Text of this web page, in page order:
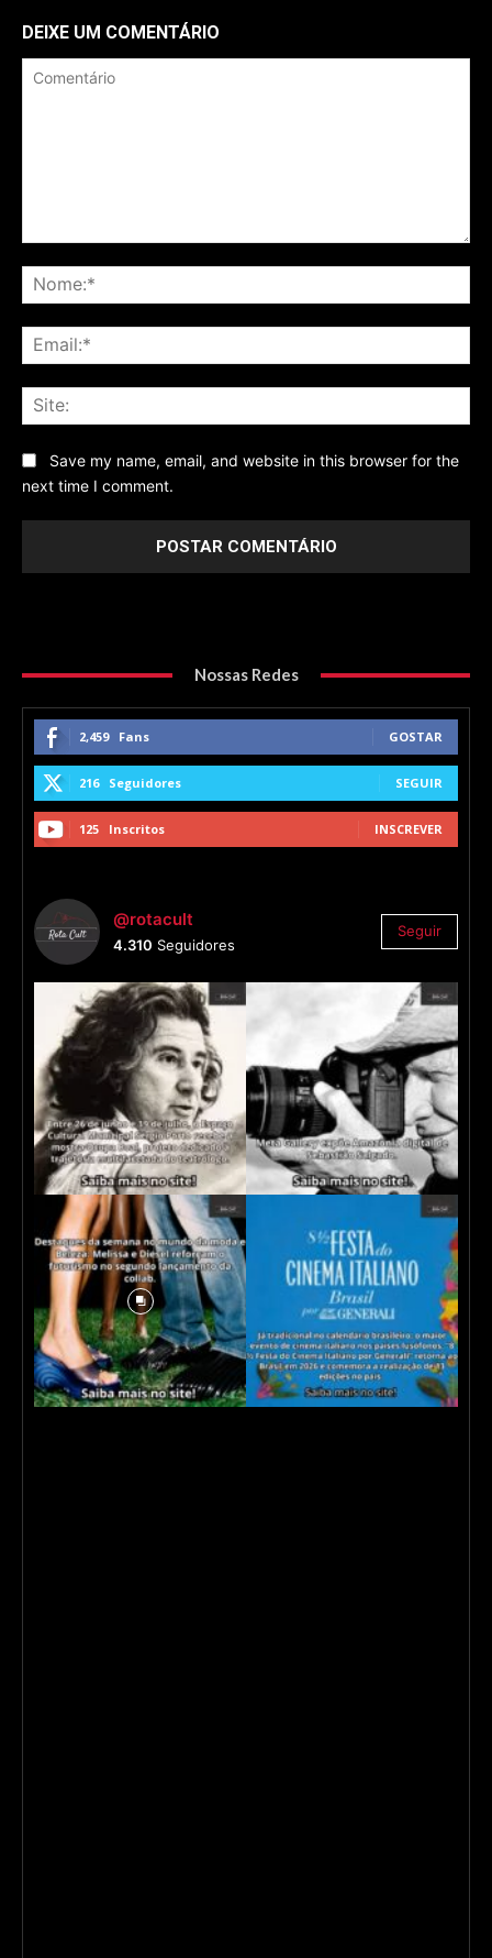
DEIXE UM COMENTÁRIO
Save my name, email, and website in this browser for the
next time I comment.
Nossas Redes
2,459 Fans GOSTAR
216 Seguidores SEGUIR
125 Inscritos INSCREVER
@rotacult
4.310 Seguidores
Seguir